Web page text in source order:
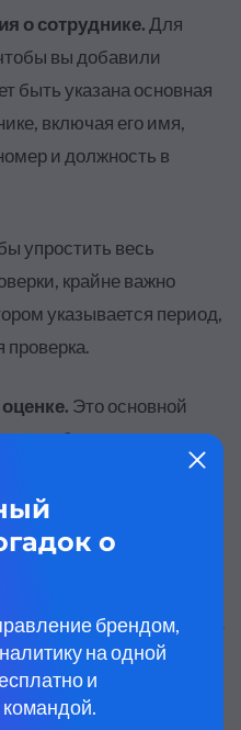
о сотруднике.Для
вы добавили
быть указана основная
включая его имя,
и должность в
упростить весь
крайне важно
указывается период,
проверка.
Это основной
обзора, поэтому
по которым
работы.
места, чтобы рецензент
сотрудника. Вы
5-звездочной